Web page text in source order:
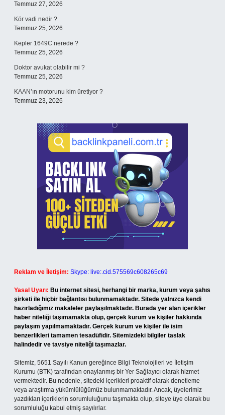
Temmuz 27, 2026
Kör vadi nedir ?
Temmuz 25, 2026
Kepler 1649C nerede ?
Temmuz 25, 2026
Doktor avukat olabilir mi ?
Temmuz 25, 2026
KAAN’ın motorunu kim üretiyor ?
Temmuz 23, 2026
Reklam ve İletişim: Skype: live:.cid.575569c608265c69
Yasal Uyarı: Bu internet sitesi, herhangi bir marka, kurum veya şahıs
şirketi ile hiçbir bağlantısı bulunmamaktadır. Sitede yalnızca kendi
hazırladığımız makaleler paylaşılmaktadır. Burada yer alan içerikler
haber niteliği taşımamakta olup, gerçek kurum ve kişiler hakkında
paylaşım yapılmamaktadır. Gerçek kurum ve kişiler ile isim
benzerlikleri tamamen tesadüfidir. Sitemizdeki bilgiler taslak
halindedir ve tavsiye niteliği taşımazlar.
Sitemiz, 5651 Sayılı Kanun gereğince Bilgi Teknolojileri ve İletişim
Kurumu (BTK) tarafından onaylanmış bir Yer Sağlayıcı olarak hizmet
vermektedir. Bu nedenle, sitedeki içerikleri proaktif olarak denetleme
veya araştırma yükümlülüğümüz bulunmamaktadır. Ancak, üyelerimiz
yazdıkları içeriklerin sorumluluğunu taşımakta olup, siteye üye olarak bu
sorumluluğu kabul etmiş sayılırlar.